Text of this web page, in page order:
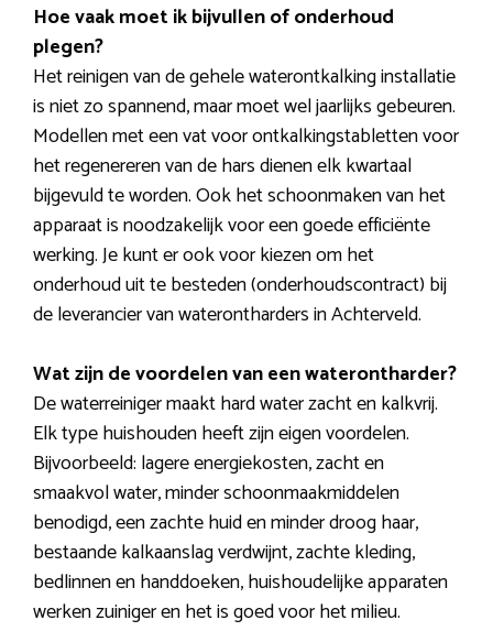
Hoe vaak moet ik bijvullen of onderhoud
plegen?
Het reinigen van de gehele waterontkalking installatie
is niet zo spannend, maar moet wel jaarlijks gebeuren.
Modellen met een vat voor ontkalkingstabletten voor
het regenereren van de hars dienen elk kwartaal
bijgevuld te worden. Ook het schoonmaken van het
apparaat is noodzakelijk voor een goede efficiënte
werking. Je kunt er ook voor kiezen om het
onderhoud uit te besteden (onderhoudscontract) bij
de leverancier van waterontharders in Achterveld.
Wat zijn de voordelen van een waterontharder?
De waterreiniger maakt hard water zacht en kalkvrij.
Elk type huishouden heeft zijn eigen voordelen.
Bijvoorbeeld: lagere energiekosten, zacht en
smaakvol water, minder schoonmaakmiddelen
benodigd, een zachte huid en minder droog haar,
bestaande kalkaanslag verdwijnt, zachte kleding,
bedlinnen en handdoeken, huishoudelijke apparaten
werken zuiniger en het is goed voor het milieu.